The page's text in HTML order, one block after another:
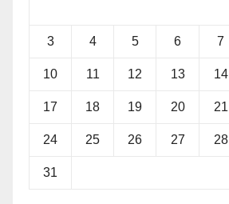
3 4 5 6 7
10 11 12 13 14
17 18 19 20 21
24 25 26 27 28
31